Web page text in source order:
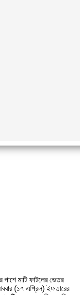
মাটি ফাটলের ভেতর
(১৭ এপ্রিল) ইফতারের